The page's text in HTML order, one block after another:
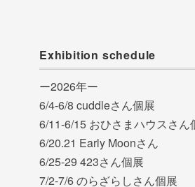
Exhibition schedule
ー2026年ー
6/4-6/8 cuddleさん個展
6/11-6/15 おひさまハウスさん
6/20.21 Early Moonさん
6/25-29 423さん個展
7/2-7/6 のらざらしさん個展